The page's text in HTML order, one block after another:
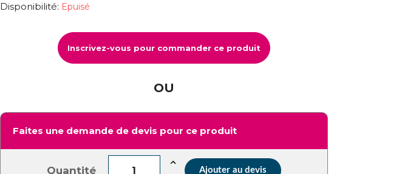
Disponibilité: Epuisé
Inscrivez-vous pour commander ce produit
OU
Faites une demande de devis pour ce produit
Quantité Ajouter au devis